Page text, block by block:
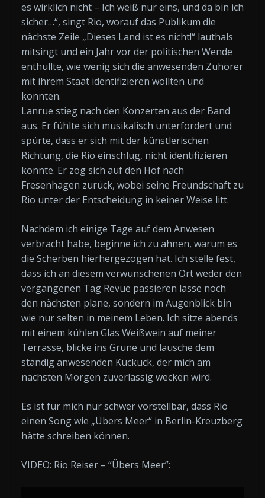
es wirklich nicht – Ich weiß nur eins, und da bin ich
sicher…“, singt Rio, worauf das Publikum die
nächste Zeile „Dieses Land ist es nicht!“ lauthals
mitsingt und ein Jahr vor der politischen Wende
enthüllte, wie wenig sich die anwesenden Zuhörer
mit ihrem Staat identifizieren wollten und
konnten.
Lanrue stieg nach den Konzerten aus der Band
aus. Er fühlte sich musikalisch unterfordert und
spürte, dass er sich mit der künstlerischen
Richtung, die Rio einschlug, nicht identifizieren
konnte. Er zog sich auf den Hof nach
Fresenhagen zurück, wobei seine Freundschaft zu
Rio unter der Entscheidung in keiner Weise litt.
Nachdem ich einige Tage auf dem Anwesen
verbracht habe, beginne ich zu ahnen, warum es
die Scherben hierhergezogen hat. Ich stelle fest,
dass ich an diesem verwunschenen Ort weder den
vergangenen Tag Revue passieren lasse noch
den nächsten plane, sondern im Augenblick bin
wie nur selten in meinem Leben. Ich sitze abends
mit einem kühlen Glas Weißwein auf meiner
Terrasse, blicke ins Grüne und lausche dem
ständig anwesenden Kuckuck, der mich am
nächsten Morgen zuverlässig wecken wird.
Es ist für mich nur schwer vorstellbar, dass Rio
einen Song wie „Übers Meer“ in Berlin-Kreuzberg
hätte schreiben können.
VIDEO: Rio Reiser – “Übers Meer”: